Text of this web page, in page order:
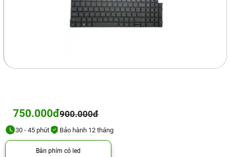
750.000đ900.000đ
30 - 45 phút Bảo hành 12 tháng
Bàn phím có led